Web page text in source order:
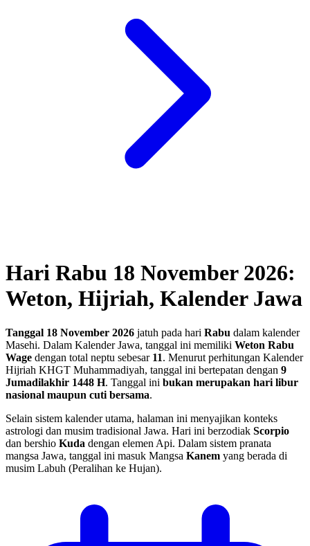
Hari Rabu 18 November 2026:
Weton, Hijriah, Kalender Jawa
Tanggal 18 November 2026 jatuh pada hari Rabu dalam kalender
Masehi. Dalam Kalender Jawa, tanggal ini memiliki Weton Rabu
Wage dengan total neptu sebesar 11. Menurut perhitungan Kalender
Hijriah KHGT Muhammadiyah, tanggal ini bertepatan dengan 9
Jumadilakhir 1448 H. Tanggal ini bukan merupakan hari libur
nasional maupun cuti bersama.
Selain sistem kalender utama, halaman ini menyajikan konteks
astrologi dan musim tradisional Jawa. Hari ini berzodiak Scorpio
dan bershio Kuda dengan elemen Api. Dalam sistem pranata
mangsa Jawa, tanggal ini masuk Mangsa Kanem yang berada di
musim Labuh (Peralihan ke Hujan).